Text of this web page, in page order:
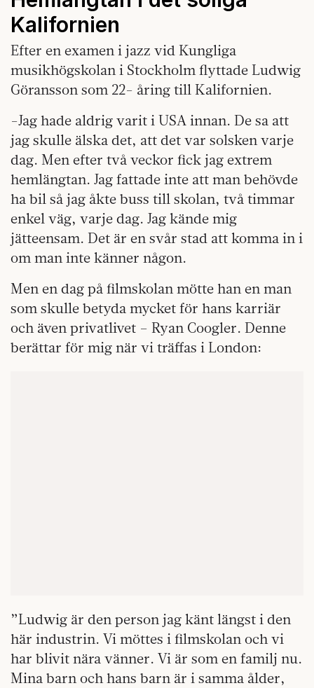
Kalifornien
Efter en examen i jazz vid Kungliga
musikhögskolan i Stockholm flyttade Ludwig
Göransson som 22- åring till Kalifornien.
-Jag hade aldrig varit i USA innan. De sa att
jag skulle älska det, att det var solsken varje
dag. Men efter två veckor fick jag extrem
hemlängtan. Jag fattade inte att man behövde
ha bil så jag åkte buss till skolan, två timmar
enkel väg, varje dag. Jag kände mig
jätteensam. Det är en svår stad att komma in i
om man inte känner någon.
Men en dag på filmskolan mötte han en man
som skulle betyda mycket för hans karriär
och även privatlivet – Ryan Coogler. Denne
berättar för mig när vi träffas i London:
”Ludwig är den person jag känt längst i den
här industrin. Vi möttes i filmskolan och vi
har blivit nära vänner. Vi är som en familj nu.
Mina barn och hans barn är i samma ålder,